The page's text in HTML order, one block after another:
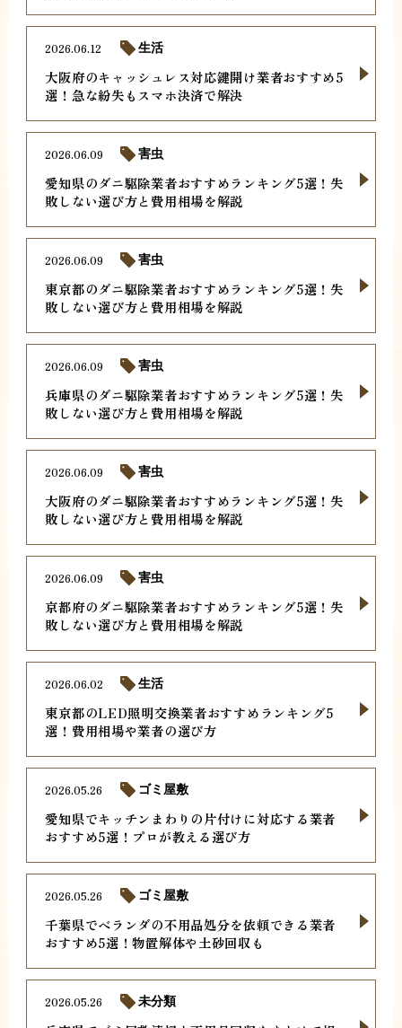
大阪府のキャッシュレス対応鍵開け業者おすすめ5
選！急な紛失もスマホ決済で解決
2026.06.12 生活
愛知県のダニ駆除業者おすすめランキング5選！失
敗しない選び方と費用相場を解説
2026.06.09 害虫
東京都のダニ駆除業者おすすめランキング5選！失
敗しない選び方と費用相場を解説
2026.06.09 害虫
兵庫県のダニ駆除業者おすすめランキング5選！失
敗しない選び方と費用相場を解説
2026.06.09 害虫
大阪府のダニ駆除業者おすすめランキング5選！失
敗しない選び方と費用相場を解説
2026.06.09 害虫
京都府のダニ駆除業者おすすめランキング5選！失
敗しない選び方と費用相場を解説
2026.06.09 害虫
東京都のLED照明交換業者おすすめランキング5
選！費用相場や業者の選び方
2026.06.02 生活
愛知県でキッチンまわりの片付けに対応する業者
おすすめ5選！プロが教える選び方
2026.05.26 ゴミ屋敷
千葉県でベランダの不用品処分を依頼できる業者
おすすめ5選！物置解体や土砂回収も
2026.05.26 ゴミ屋敷
2026.05.26 未分類